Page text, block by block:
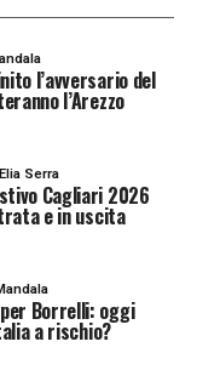
l’avversario del
l’Arezzo
Elia Serra
Cagliari 2026
e in uscita
Borrelli: oggi
a rischio?